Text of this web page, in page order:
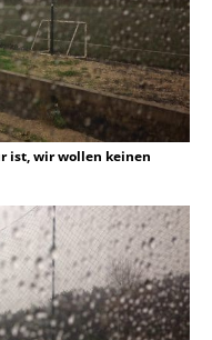
ist, wir wollen keinen